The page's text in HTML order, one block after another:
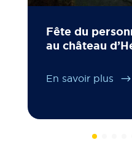
Fête du
au château
En savoir plus